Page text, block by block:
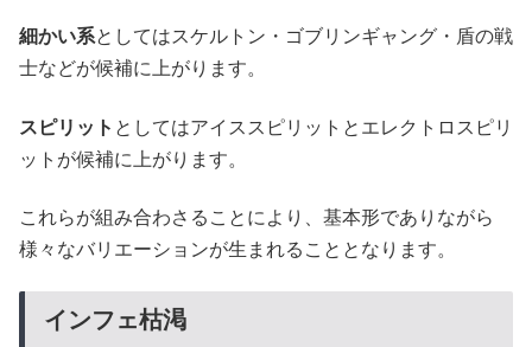
細かい系としてはスケルトン・ゴブリンギャング・盾の戦
士などが候補に上がります。
スピリット としてはアイススピリットとエレクトロスピリ
ットが候補に上がります。
これらが組み合わさることにより、基本形でありながら
様々なバリエーションが生まれることとなります。
インフェ枯渇